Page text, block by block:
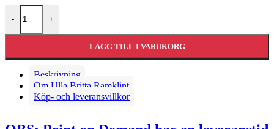
-
Familjen Medici mängd
+
LÄGG TILL I VARUKORG
Beskrivning
Om Ulla Britta Ramklint
Köp- och leveransvillkor